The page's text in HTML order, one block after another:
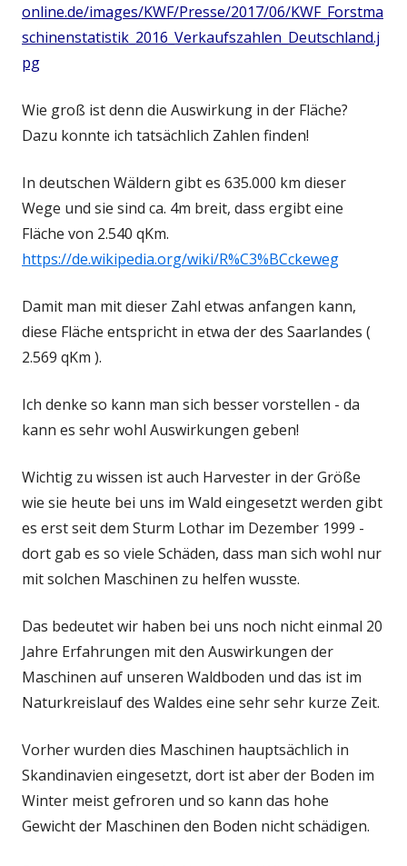
online.de/images/KWF/Presse/2017/06/KWF_Forstma
schinenstatistik_2016_Verkaufszahlen_Deutschland.j
pg
Wie groß ist denn die Auswirkung in der Fläche?
Dazu konnte ich tatsächlich Zahlen finden!
In deutschen Wäldern gibt es 635.000 km dieser
Wege und sie sind ca. 4m breit, dass ergibt eine
Fläche von 2.540 qKm.
https://de.wikipedia.org/wiki/R%C3%BCckeweg
Damit man mit dieser Zahl etwas anfangen kann,
diese Fläche entspricht in etwa der des Saarlandes (
2.569 qKm ).
Ich denke so kann man sich besser vorstellen - da
kann es sehr wohl Auswirkungen geben!
Wichtig zu wissen ist auch Harvester in der Größe
wie sie heute bei uns im Wald eingesetzt werden gibt
es erst seit dem Sturm Lothar im Dezember 1999 -
dort gab es so viele Schäden, dass man sich wohl nur
mit solchen Maschinen zu helfen wusste.
Das bedeutet wir haben bei uns noch nicht einmal 20
Jahre Erfahrungen mit den Auswirkungen der
Maschinen auf unseren Waldboden und das ist im
Naturkreislauf des Waldes eine sehr sehr kurze Zeit.
Vorher wurden dies Maschinen hauptsächlich in
Skandinavien eingesetzt, dort ist aber der Boden im
Winter meist gefroren und so kann das hohe
Gewicht der Maschinen den Boden nicht schädigen.